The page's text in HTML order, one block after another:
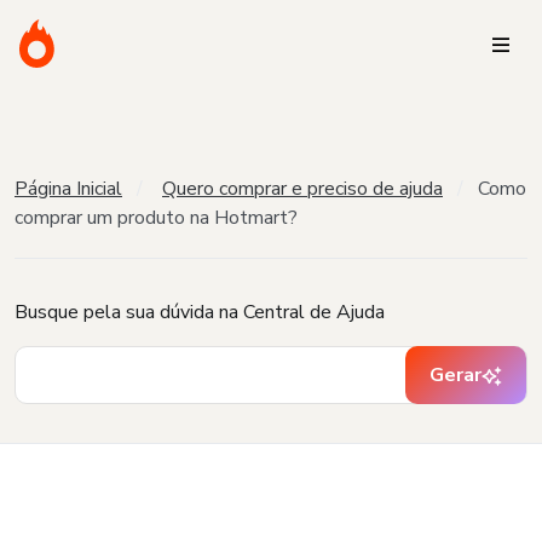
Página Inicial Quero comprar e preciso de ajuda
Como
comprar um produto na Hotmart?
Busque pela sua dúvida na Central de Ajuda
Gerar